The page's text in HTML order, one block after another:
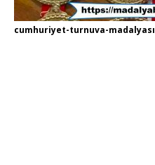
cumhuriyet-turnuva-madalyası